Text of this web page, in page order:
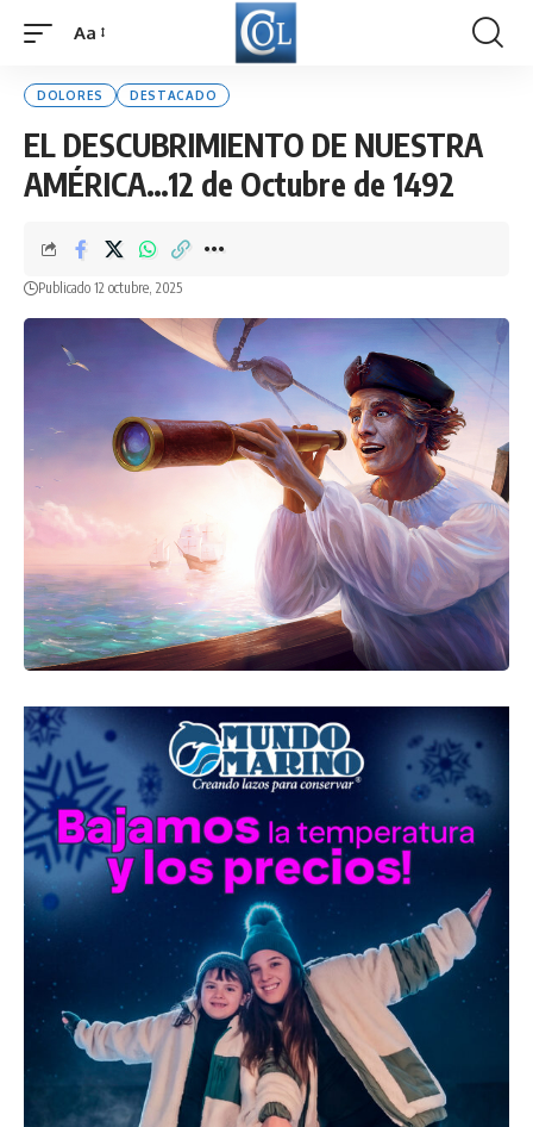
Font
Aa
DOLORES DESTACADO
EL DESCUBRIMIENTO DE NUESTRA
AMÉRICA…12 de Octubre de 1492
Publicado 12 octubre, 2025